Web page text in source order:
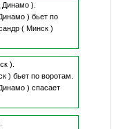
).
) бьет по
( Минск )
).
) бьет по воротам.
) спасает